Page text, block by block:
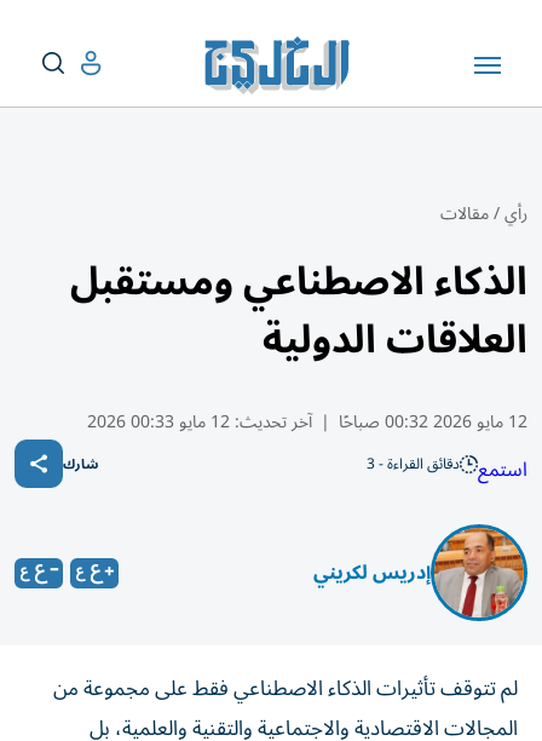
رأي/مقالات
الذكاء الاصطناعي ومستقبل
العلاقات الدولية
12 مايو 2026 00:32 صباحًا | آخر تحديث:12 مايو 00:33 2026
استمع دقائق القراءة - 3 شارك
إدريس لكريني
لم تتوقف تأثيرات الذكاء الاصطناعي فقط على مجموعة من
المجالات الاقتصادية والاجتماعية والتقنية والعلمية، بل